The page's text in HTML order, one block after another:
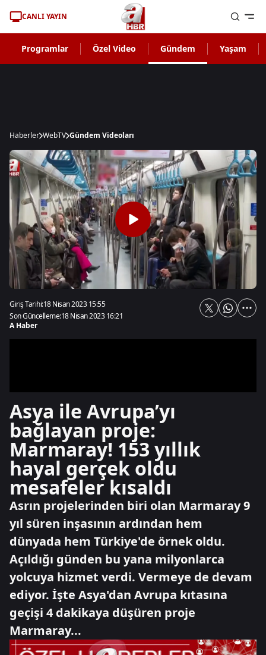
CANLI YAYIN
Programlar Özel Video Gündem Yaşam
Haberler WebTV Gündem Videoları
Giriş Tarihi:18 Nisan 2023 15:55
Son Güncelleme:18 Nisan 2023 16:21
A Haber
Asya ile Avrupa’yı
bağlayan proje:
Marmaray! 153 yıllık
hayal gerçek oldu
mesafeler kısaldı
Asrın projelerinden biri olan Marmaray 9
yıl süren inşasının ardından hem
dünyada hem Türkiye'de örnek oldu.
Açıldığı günden bu yana milyonlarca
yolcuya hizmet verdi. Vermeye de devam
ediyor. İşte Asya'dan Avrupa kıtasına
geçişi 4 dakikaya düşüren proje
Marmaray...